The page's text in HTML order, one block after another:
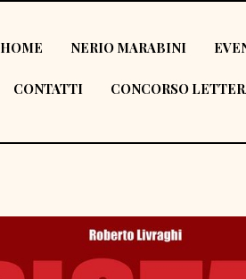
HOME NERIO MARABINI
CONTATTI CONCORSO